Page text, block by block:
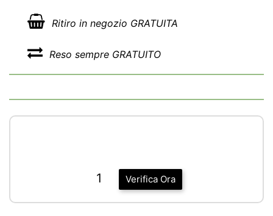
Ritiro in negozio GRATUITA
Reso sempre GRATUITO
Verifica Ora
1